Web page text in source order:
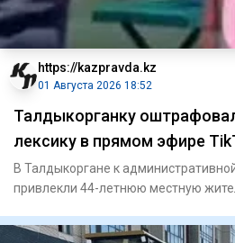
https://kazpravda.kz
01 Августа 2026 18:52
Талдыкорганку
лексику в прямом эфире
В Талдыкоргане к
привлекли 44-летнюю местную